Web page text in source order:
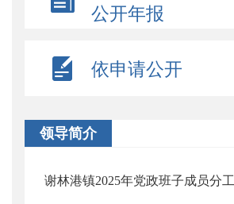
公开年报
依申请公开
领导简介
谢林港镇2025年党政班子成员分工